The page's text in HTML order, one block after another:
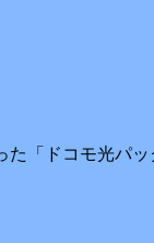
「ドコモ光パ